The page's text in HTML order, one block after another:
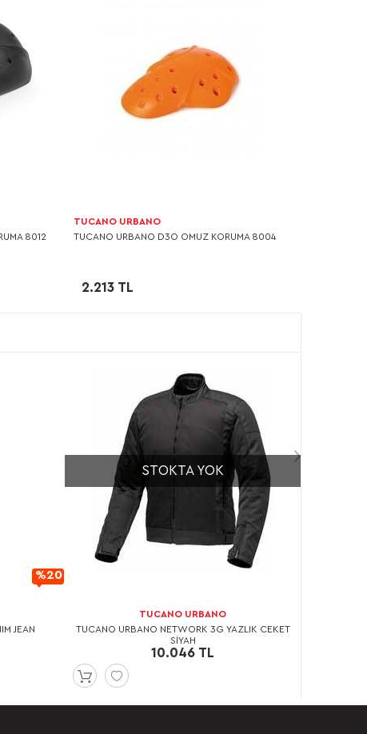
8012
TUCANO URBANO
TUCANO URBANO D3O OMUZ KORUMA 8004
2.213 TL
%20
İndirimli
JEAN
STOKTA YOK
TUCANO URBANO
TUCANO URBANO NETWORK 3G YAZLIK CEKET
SİYAH
10.046 TL